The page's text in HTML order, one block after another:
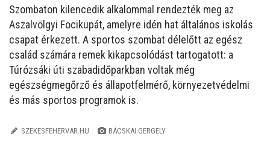
Szombaton kilencedik alkalommal rendezték meg az
Aszalvölgyi Focikupát, amelyre idén hat általános iskolás
csapat érkezett. A sportos szombat délelőtt az egész
család számára remek kikapcsolódást tartogatott: a
Túrózsáki úti szabadidőparkban voltak még
egészségmegőrző és állapotfelmérő, környezetvédelmi
és más sportos programok is.
SZEKESFEHERVAR.HU BÁCSKAI GERGELY